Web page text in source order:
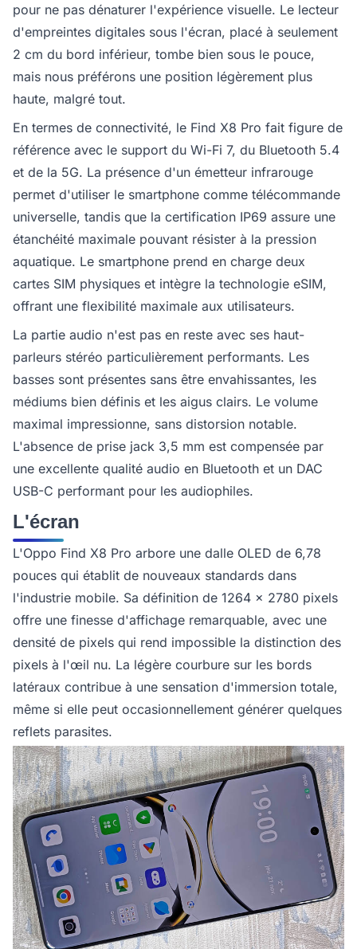
pour ne pas dénaturer l'expérience visuelle. Le lecteur
d'empreintes digitales sous l'écran, placé à seulement
2 cm du bord inférieur, tombe bien sous le pouce,
mais nous préférons une position légèrement plus
haute, malgré tout.
En termes de connectivité, le Find X8 Pro fait figure de
référence avec le support du Wi-Fi 7, du Bluetooth 5.4
et de la 5G. La présence d'un émetteur infrarouge
permet d'utiliser le smartphone comme télécommande
universelle, tandis que la certification IP69 assure une
étanchéité maximale pouvant résister à la pression
aquatique. Le smartphone prend en charge deux
cartes SIM physiques et intègre la technologie eSIM,
offrant une flexibilité maximale aux utilisateurs.
La partie audio n'est pas en reste avec ses haut-
parleurs stéréo particulièrement performants. Les
basses sont présentes sans être envahissantes, les
médiums bien définis et les aigus clairs. Le volume
maximal impressionne, sans distorsion notable.
L'absence de prise jack 3,5 mm est compensée par
une excellente qualité audio en Bluetooth et un DAC
USB-C performant pour les audiophiles.
L'écran
L'Oppo Find X8 Pro arbore une dalle OLED de 6,78
pouces qui établit de nouveaux standards dans
l'industrie mobile. Sa définition de 1264 x 2780 pixels
offre une finesse d'affichage remarquable, avec une
densité de pixels qui rend impossible la distinction des
pixels à l'œil nu. La légère courbure sur les bords
latéraux contribue à une sensation d'immersion totale,
même si elle peut occasionnellement générer quelques
reflets parasites.